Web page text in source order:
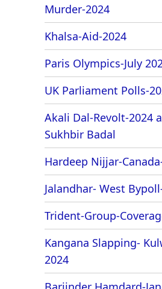
Murder-2024
Khalsa-Aid-2024
Paris Olympics-July
UK Parliament Polls-
Akali Dal-Revolt-2024
Sukhbir Badal
Hardeep Nijjar-
Jalandhar- West
Trident-Group-
Kangana Slapping-
2024